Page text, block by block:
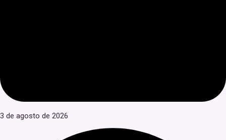
3 de agosto de 2026